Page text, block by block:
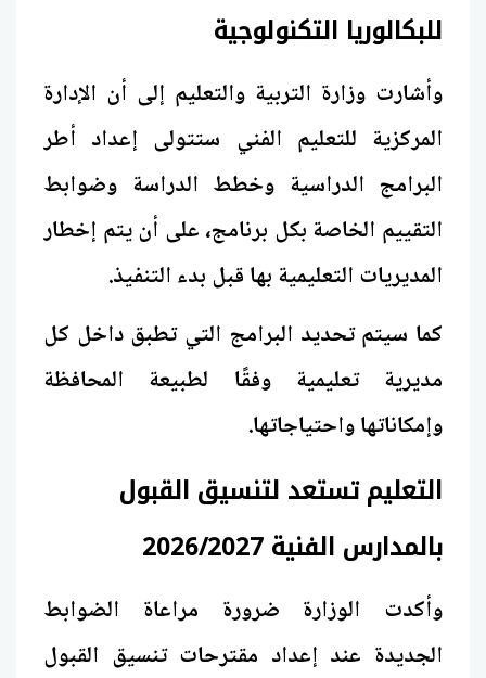
للبكالوريا التكنولوجية
وأشارت وزارة التربية والتعليم إلى أن الإدارة
المركزية للتعليم الفني ستتولى إعداد أطر
البرامج الدراسية وخطط الدراسة وضوابط
التقييم الخاصة بكل برنامج، على أن يتم إخطار
المديريات التعليمية بها قبل بدء التنفيذ.
كما سيتم تحديد البرامج التي تطبق داخل كل
مديرية تعليمية وفقًا لطبيعة المحافظة
وإمكاناتها واحتياجاتها.
التعليم تستعد لتنسيق القبول
بالمدارس الفنية 2026/2027
وأكدت الوزارة ضرورة مراعاة الضوابط
الجديدة عند إعداد مقترحات تنسيق القبول